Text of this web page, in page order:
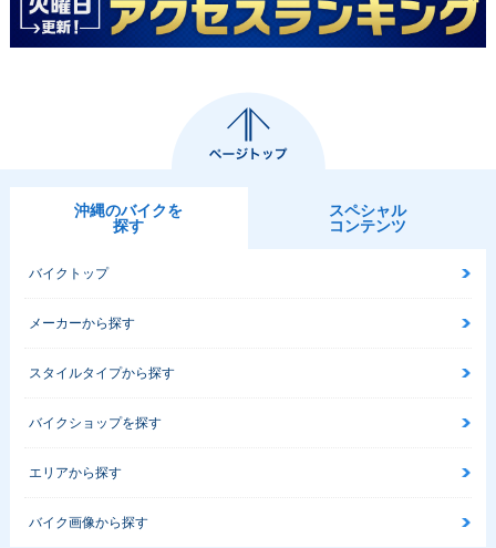
沖縄のバイクを
探す
スペシャル
コンテンツ
バイクトップ
メーカーから探す
スタイルタイプから探す
バイクショップを探す
エリアから探す
バイク画像から探す